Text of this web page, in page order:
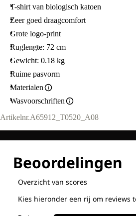
T-shirt van biologisch katoen
Zeer goed draagcomfort
Grote logo-print
Ruglengte: 72 cm
Gewicht: 0.18 kg
Ruime pasvorm
Materialen
Wasvoorschriften
Artikelnr.A65912_T0520_A08